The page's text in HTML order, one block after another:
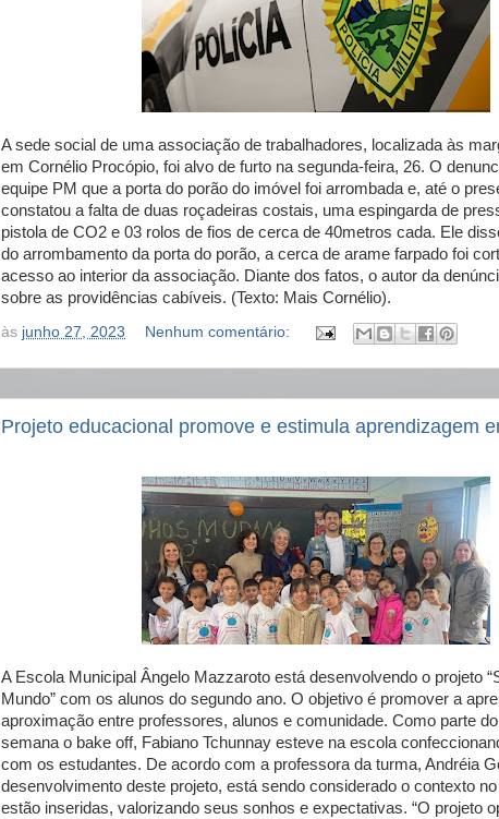
A sede social de uma associação de trabalhadores, localizada às
em Cornélio Procópio, foi alvo de furto na segunda-feira, 26. O
equipe PM que a porta do porão do imóvel foi arrombada e, até o
constatou a falta de duas roçadeiras costais, uma espingarda de
pistola de CO2 e 03 rolos de fios de cerca de 40metros cada. Ele
do arrombamento da porta do porão, a cerca de arame farpado foi
acesso ao interior da associação. Diante dos fatos, o autor da
sobre as providências cabíveis. (Texto: Mais Cornélio).
às junho 27, 2023 Nenhum comentário:
Projeto educacional promove e estimula aprendizagem
A Escola Municipal Ângelo Mazzaroto está desenvolvendo o projeto
Mundo” com os alunos do segundo ano. O objetivo é promover a
aproximação entre professores, alunos e comunidade. Como parte
semana o bake off, Fabiano Tchunnay esteve na escola
com os estudantes. De acordo com a professora da turma, Andréia
desenvolvimento deste projeto, está sendo considerado o contexto
estão inseridas, valorizando seus sonhos e expectativas. “O projeto